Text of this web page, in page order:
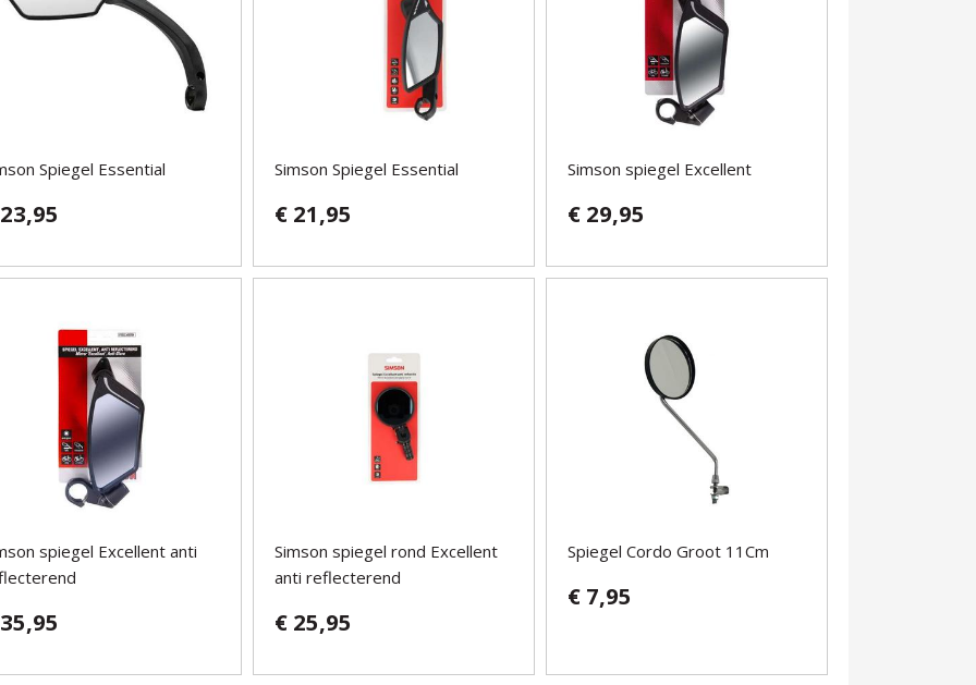
Spiegel Essential Simson Spiegel Essential
€ 21,95
Simson spiegel Excellent
€ 29,95
spiegel Excellent anti
Simson spiegel rond Excellent
anti reflecterend
€ 25,95
Spiegel Cordo Groot 11Cm
€ 7,95